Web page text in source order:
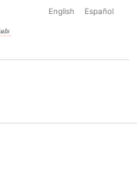
English Español